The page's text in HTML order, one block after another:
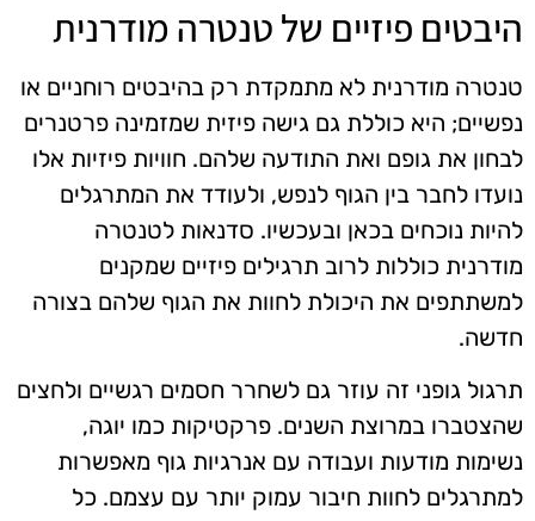
היבטים פיזיים של טנטרה מודרנית
טנטרה מודרנית לא מתמקדת רק בהיבטים רוחניים או
נפשיים; היא כוללת גם גישה פיזית שמזמינה פרטנרים
לבחון את גופם ואת התודעה שלהם. חוויות פיזיות אלו
נועדו לחבר בין הגוף לנפש, ולעודד את המתרגלים
להיות נוכחים בכאן ובעכשיו. סדנאות לטנטרה
מודרנית כוללות לרוב תרגילים פיזיים שמקנים
למשתתפים את היכולת לחוות את הגוף שלהם בצורה
חדשה.
תרגול גופני זה עוזר גם לשחרר חסמים רגשיים ולחצים
שהצטברו במרוצת השנים. פרקטיקות כמו יוגה,
נשימות מודעות ועבודה עם אנרגיות גוף מאפשרות
למתרגלים לחוות חיבור עמוק יותר עם עצמם. כל